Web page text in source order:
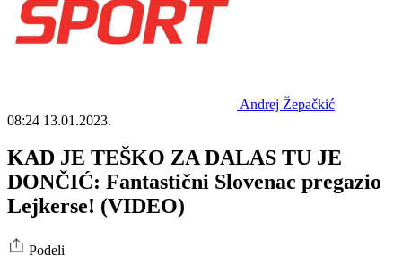
Andrej Žepačkić
08:24 13.01.2023.
KAD JE TEŠKO ZA DALAS TU JE
DONČIĆ: Fantastični Slovenac pregazio
Lejkerse! (VIDEO)
Podeli